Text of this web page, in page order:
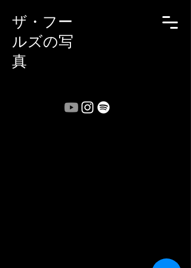
ザ・フー
ルズの写
真